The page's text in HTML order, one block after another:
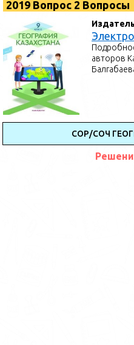
2019 Вопрос 2 Вопросы
авторов
СОР/СОЧ